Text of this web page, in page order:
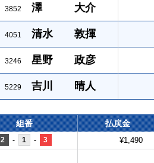
3852 澤 大介
4051 清水 敦揮
3246 星野 政彦
5229 吉川 晴人
組番 払戻金
2 - 1 - 3 ¥1,490